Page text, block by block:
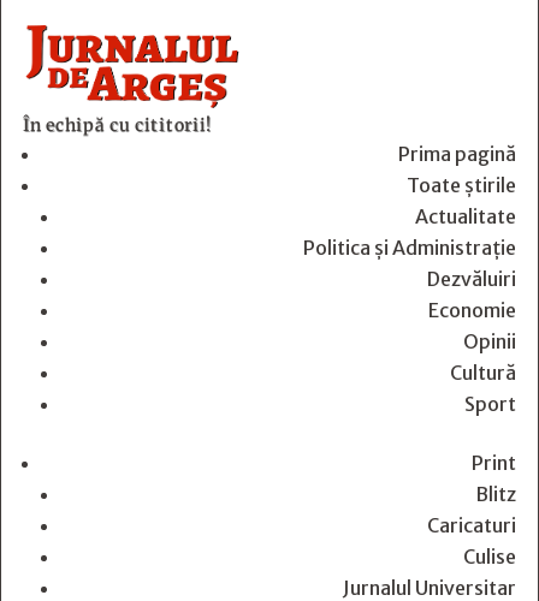
În echipă cu cititorii!
Prima pagină
Toate știrile
Actualitate
Politica și Administrație
Dezvăluiri
Economie
Opinii
Cultură
Sport
Print
Blitz
Caricaturi
Culise
Jurnalul Universitar